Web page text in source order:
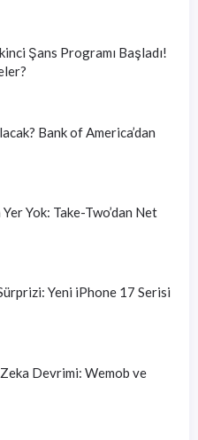
Şans Programı Başladı!
Bank of America’dan
Yok: Take-Two’dan Net
Yeni iPhone 17 Serisi
Devrimi: Wemob ve